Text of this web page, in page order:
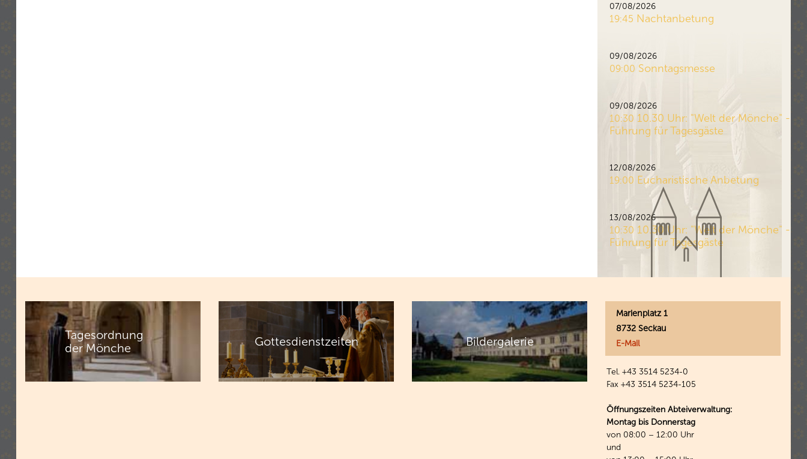
07/08/2026
19:45 Nachtanbetung
09/08/2026
09:00 Sonntagsmesse
09/08/2026
10:30 10.30 Uhr: "Welt der Mönche" -
Führung für Tagesgäste
12/08/2026
19:00 Eucharistische Anbetung
13/08/2026
10:30 10.30 Uhr: "Welt der Mönche" -
Führung für Tagesgäste
Tagesordnung
der Mönche
Gottesdienstzeiten Bildergalerie
Marienplatz 1
8732 Seckau
E-Mail
Tel. +43 3514 5234-0
Fax +43 3514 5234-105
Öffnungszeiten Abteiverwaltung:
Montag bis Donnerstag
von 08:00 – 12:00 Uhr
und